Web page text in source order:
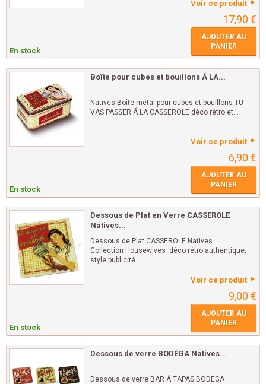
Voir ce produit
17,90 €
En stock
AJOUTER AU
PANIER
Boîte pour cubes et bouillons Á LA...
Natives Boîte métal pour cubes et bouillons TU
VAS PASSER Á LA CASSEROLE déco rétro et...
Voir ce produit
6,90 €
En stock
AJOUTER AU
PANIER
Dessous de Plat en Verre CASSEROLE
Natives...
Dessous de Plat CASSEROLE Natives.
Collection Housewives déco rétro authentique,
style publicité...
Voir ce produit
9,00 €
En stock
AJOUTER AU
PANIER
Dessous de verre BODÉGA Natives...
Dessous de verre BAR Á TAPAS BODÉGA